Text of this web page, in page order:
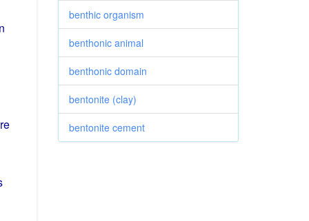
benthic organism
benthonic animal
benthonic domain
bentonite (clay)
bentonite cement